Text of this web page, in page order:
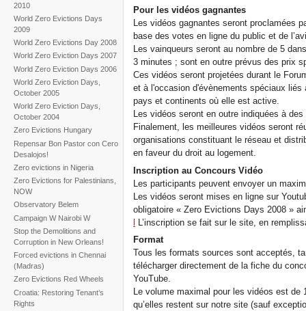
2010
World Zero Evictions Days
2009
World Zero Evictions Day 2008
World Zero Eviction Days 2007
World Zero Eviction Days 2006
World Zero Eviction Days,
October 2005
World Zero Eviction Days,
October 2004
Zero Evictions Hungary
Repensar Bon Pastor con Cero
Desalojos!
Zero evictions in Nigeria
Zero Evictions for Palestinians,
NOW
Observatory Belem
Campaign W Nairobi W
Stop the Demolitions and
Corruption in New Orleans!
Forced evictions in Chennai
(Madras)
Zero Evictions Red Wheels
Croatia: Restoring Tenant’s
Rights
Pour les vidéos gagnantes
Les vidéos gagnantes seront proclamées
base des votes en ligne du public et de
Les vainqueurs seront au nombre de 5
3 minutes ; sont en outre prévus des prix
Ces vidéos seront projetées durant le
et à l'occasion d'évènements spéciaux
pays et continents où elle est active.
Les vidéos seront en outre indiquées à
Finalement, les meilleures vidéos seront
organisations constituant le réseau et
en faveur du droit au logement.
Inscription au Concours Vidéo
Les participants peuvent envoyer un
Les vidéos seront mises en ligne sur
obligatoire « Zero Evictions Days 2008 »
L’inscription se fait sur le site, en
Format
Tous les formats sources sont acceptés,
télécharger directement de la fiche du
YouTube.
Le volume maximal pour les vidéos est de
qu’elles restent sur notre site (sauf